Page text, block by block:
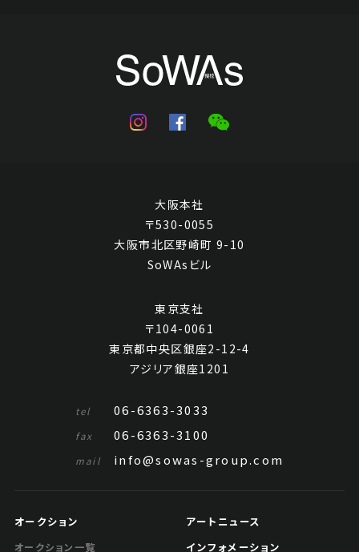
大阪本社
〒530-0055
大阪市北区野崎町 9-10
SoWAsビル
東京支社
〒104-0061
東京都中央区銀座2-12-4
アジリア銀座1201
tel 06-6363-3033
fax 06-6363-3100
mail info@sowas-group.com
オークション
オークション一覧
アートニュース
インフォメーション